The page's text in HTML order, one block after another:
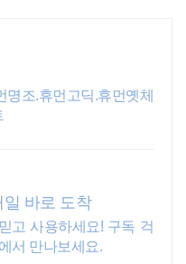
조.휴먼고딕.휴먼옛체
바로 도착
고 사용하세요! 구독 걱
서 만나보세요.